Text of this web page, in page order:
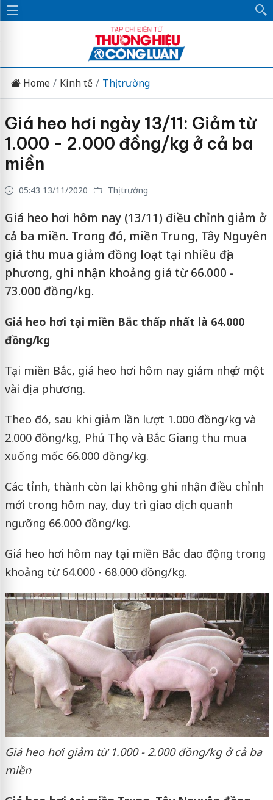
Home Kinh tế Thị trường
Giá heo hơi ngày 13/11: Giảm từ
1.000 - 2.000 đồng/kg ở cả ba
miền
05:43 13/11/2020 Thị trường
Giá heo hơi hôm nay (13/11) điều chỉnh giảm ở
cả ba miền. Trong đó, miền Trung, Tây Nguyên
giá thu mua giảm đồng loạt tại nhiều địa
phương, ghi nhận khoảng giá từ 66.000 -
73.000 đồng/kg.
Giá heo hơi tại miền Bắc thấp nhất là 64.000
đồng/kg
Tại miền Bắc, giá heo hơi hôm nay giảm nhẹ ở một
vài địa phương.
Theo đó, sau khi giảm lần lượt 1.000 đồng/kg và
2.000 đồng/kg, Phú Thọ và Bắc Giang thu mua
xuống mốc 66.000 đồng/kg.
Các tỉnh, thành còn lại không ghi nhận điều chỉnh
mới trong hôm nay, duy trì giao dịch quanh
ngưỡng 66.000 đồng/kg.
Giá heo hơi hôm nay tại miền Bắc dao động trong
khoảng từ 64.000 - 68.000 đồng/kg.
Giá heo hơi giảm từ 1.000 - 2.000 đồng/kg ở cả ba
miền